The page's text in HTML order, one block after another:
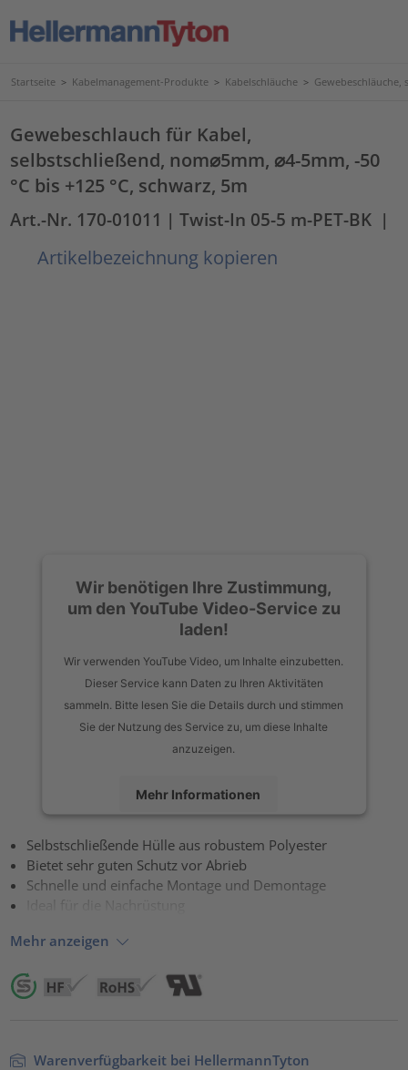
Startseite > Kabelmanagement-Produkte > Kabelschläuche > Gewebeschläuche,
Gewebeschlauch für Kabel,
selbstschließend, nom⌀5mm, ⌀4-5mm, -50
°C bis +125 °C, schwarz, 5m
Art.-Nr. 170-01011 | Twist-In 05-5 m-PET-BK |
Artikelbezeichnung kopieren
Wir benötigen Ihre Zustimmung,
um den YouTube Video-Service zu
laden!
Wir verwenden YouTube Video, um Inhalte einzubetten.
Dieser Service kann Daten zu Ihren Aktivitäten
sammeln. Bitte lesen Sie die Details durch und stimmen
Sie der Nutzung des Service zu, um diese Inhalte
anzuzeigen.
Mehr Informationen
Akzeptieren
powered by Usercentrics Consent Management Platform
Selbstschließende Hülle aus robustem Polyester
Bietet sehr guten Schutz vor Abrieb
Schnelle und einfache Montage und Demontage
Ideal für die Nachrüstung
Mehr anzeigen
Warenverfügbarkeit bei HellermannTyton